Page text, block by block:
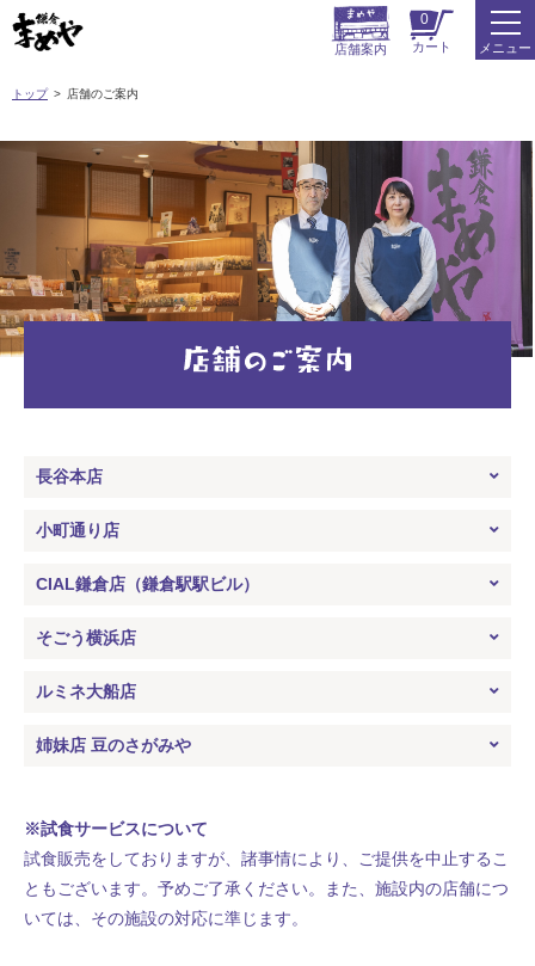
店舗案内
0
カート メニュー
トップ 店舗のご案内
長谷本店
小町通り店
CIAL鎌倉店（鎌倉駅駅ビル）
そごう横浜店
ルミネ大船店
姉妹店 豆のさがみや
※試食サービスについて
試食販売をしておりますが、諸事情により、ご提供を中止するこ
ともございます。予めご了承ください。また、施設内の店舗につ
いては、その施設の対応に準じます。